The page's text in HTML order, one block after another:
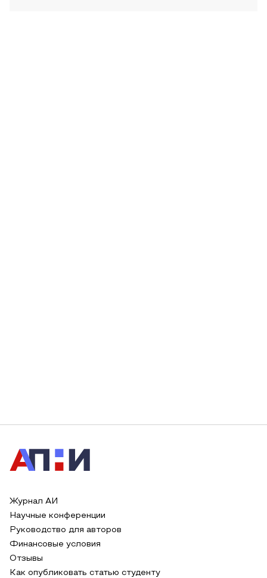
Журнал АИ
Научные конференции
Руководство для авторов
Финансовые условия
Отзывы
Как опубликовать статью студенту